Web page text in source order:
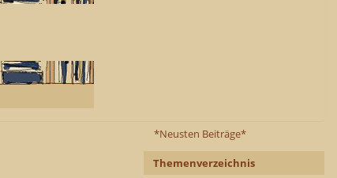
*Neusten Beiträge*
Themenverzeichnis